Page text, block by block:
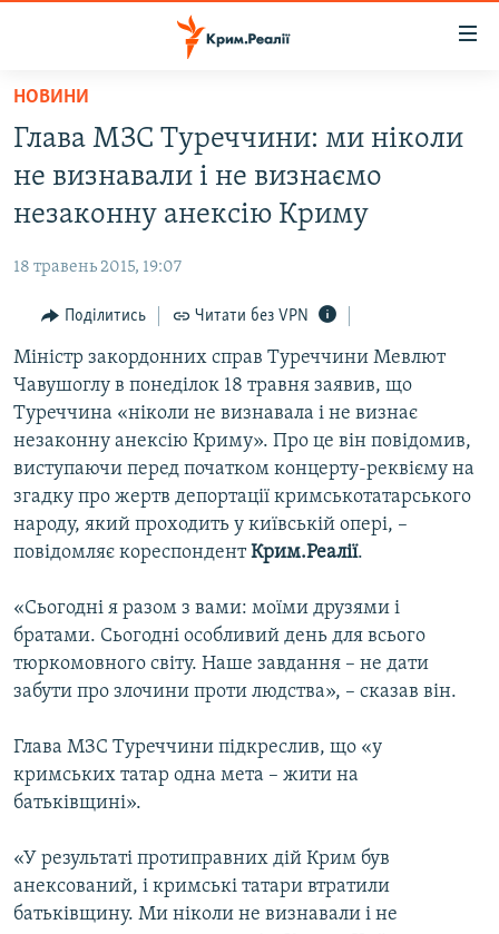
Перейти
основного
матеріалу
до
основної
навігації
Перейти
пошуку
БЛОГИ
ПОГЛЯД
ІНТЕРВ'Ю
ВСЕ ЗА ДЕНЬ
СПЕЦПРОЕКТИ
ДЕПОРТАЦІЯ
ВІДЕОУРОКИ «ELIFBE»
СВІДЧЕННЯ ОКУПАЦІЇ
УКРАЇНСЬКА ПРОБЛЕМА КРИМУ
ІНФОГРАФІКА
ЯК ОБІЙТИ БЛОКУВАННЯ
Русский
ДОЛУЧАЙСЯ!
Усі сайти RFE/RL
НОВИНИ
Глава МЗС Туреччини: ми ніколи
не визнавали і не визнаємо
незаконну анексію Криму
18 травень 2015, 19:07
Поділитись Читати без VPN
Міністр закордонних справ Туреччини Мевлют
Чавушоглу в понеділок 18 травня заявив, що
Туреччина «ніколи не визнавала і не визнає
незаконну анексію Криму». Про це він повідомив,
виступаючи перед початком концерту-реквієму на
згадку про жертв депортації кримськотатарського
народу, який проходить у київській опері, –
повідомляє кореспондентКрим.Реалії.
«Сьогодні я разом з вами: моїми друзями і
братами. Сьогодні особливий день для всього
тюркомовного світу. Наше завдання – не дати
забути про злочини проти людства», – сказав він.
Глава МЗС Туреччини підкреслив, що «у
кримських татар одна мета – жити на
батьківщині».
«У результаті протиправних дій Крим був
анексований, і кримські татари втратили
батьківщину. Ми ніколи не визнавали і не